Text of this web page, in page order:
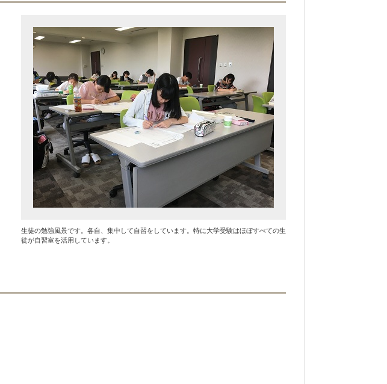
生徒の勉強風景です。各自、集中して自習をしています。特に大学受験はほぼすべての生
徒が自習室を活用しています。